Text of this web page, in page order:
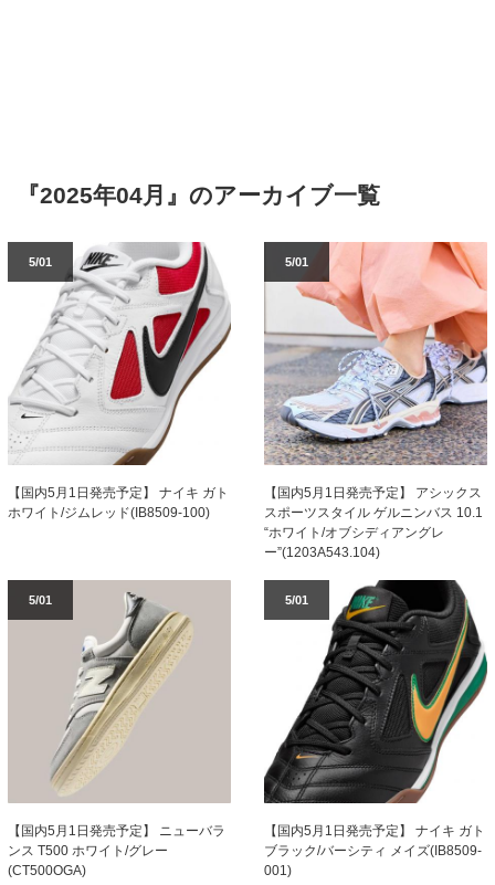
『2025年04月』のアーカイブ一覧
5/01
【国内5月1日発売予定】 ナイキ ガト
ホワイト/ジムレッド(IB8509-100)
5/01
【国内5月1日発売予定】 アシックス
スポーツスタイル ゲルニンバス 10.1
“ホワイト/オブシディアングレ
ー”(1203A543.104)
5/01
【国内5月1日発売予定】 ニューバラ
ンス T500 ホワイト/グレー
(CT500OGA)
5/01
【国内5月1日発売予定】 ナイキ ガト
ブラック/バーシティ メイズ(IB8509-
001)